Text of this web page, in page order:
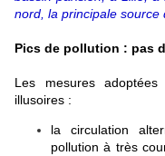
nord, la principale source
Pics de pollution : pas
Les mesures
illusoires :
la circulation
pollution à très